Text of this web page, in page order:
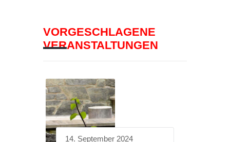
VORGESCHLAGENE
VERANSTALTUNGEN
14. September 2024